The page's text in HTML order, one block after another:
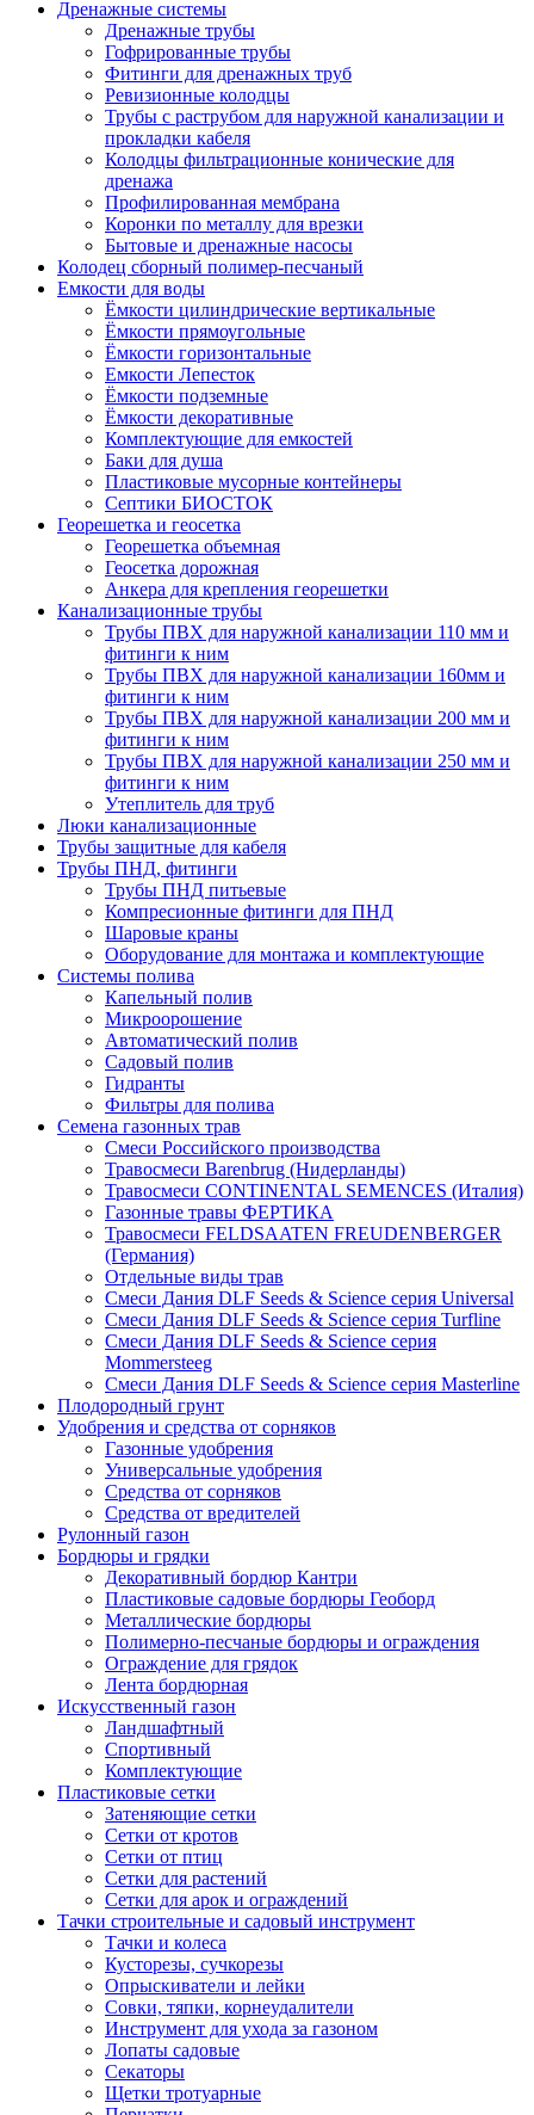
Дренажные системы
Дренажные трубы
Гофрированные трубы
Фитинги для дренажных труб
Ревизионные колодцы
Трубы с раструбом для наружной канализации и
прокладки кабеля
Колодцы фильтрационные конические для
дренажа
Профилированная мембрана
Коронки по металлу для врезки
Бытовые и дренажные насосы
Колодец сборный полимер-песчаный
Емкости для воды
Ёмкости цилиндрические вертикальные
Ёмкости прямоугольные
Ёмкости горизонтальные
Емкости Лепесток
Ёмкости подземные
Ёмкости декоративные
Комплектующие для емкостей
Баки для душа
Пластиковые мусорные контейнеры
Септики БИОСТОК
Георешетка и геосетка
Георешетка объемная
Геосетка дорожная
Анкера для крепления георешетки
Канализационные трубы
Трубы ПВХ для наружной канализации 110 мм и
фитинги к ним
Трубы ПВХ для наружной канализации 160мм и
фитинги к ним
Трубы ПВХ для наружной канализации 200 мм и
фитинги к ним
Трубы ПВХ для наружной канализации 250 мм и
фитинги к ним
Утеплитель для труб
Люки канализационные
Трубы защитные для кабеля
Трубы ПНД, фитинги
Трубы ПНД питьевые
Компресионные фитинги для ПНД
Шаровые краны
Оборудование для монтажа и комплектующие
Системы полива
Капельный полив
Микроорошение
Автоматический полив
Садовый полив
Гидранты
Фильтры для полива
Семена газонных трав
Смеси Российского производства
Травосмеси Barenbrug (Нидерланды)
Травосмеси CONTINENTAL SEMENCES (Италия)
Газонные травы ФЕРТИКА
Травосмеси FELDSAATEN FREUDENBERGER
(Германия)
Отдельные виды трав
Смеси Дания DLF Seeds & Sciеnce серия Universal
Смеси Дания DLF Seeds & Sciеnce серия Turfline
Смеси Дания DLF Seeds & Sciеnce серия
Mommersteeg
Смеси Дания DLF Seeds & Sciеnce серия Masterline
Плодородный грунт
Удобрения и средства от сорняков
Газонные удобрения
Универсальные удобрения
Средства от сорняков
Средства от вредителей
Рулонный газон
Бордюры и грядки
Декоративный бордюр Кантри
Пластиковые садовые бордюры Геоборд
Металлические бордюры
Полимерно-песчаные бордюры и ограждения
Ограждение для грядок
Лента бордюрная
Искусственный газон
Ландшафтный
Спортивный
Комплектующие
Пластиковые сетки
Затеняющие сетки
Сетки от кротов
Сетки от птиц
Сетки для растений
Сетки для арок и ограждений
Тачки строительные и садовый инструмент
Тачки и колеса
Кусторезы, сучкорезы
Опрыскиватели и лейки
Совки, тяпки, корнеудалители
Инструмент для ухода за газоном
Лопаты садовые
Секаторы
Щетки тротуарные